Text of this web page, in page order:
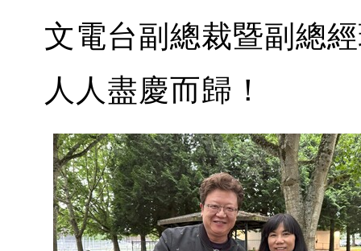
文電台副總裁暨副總
人人盡慶而歸！